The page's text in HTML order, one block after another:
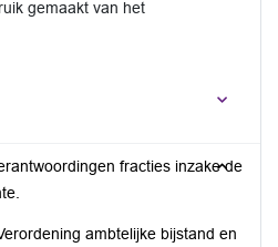
gemaakt van het
fracties inzake de
ambtelijke bijstand en